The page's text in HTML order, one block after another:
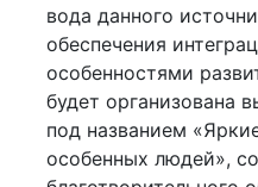
вода данного
обеспечения
особенностями
будет организована
под названием
особенных людей»,